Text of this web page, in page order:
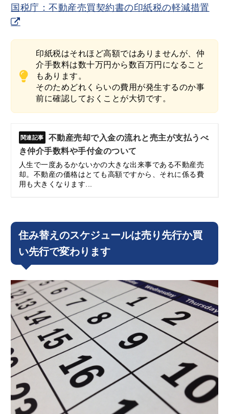
国税庁：不動産売買契約書の印紙税の軽減措置
印紙税はそれほど高額ではありませんが、仲
介手数料は数十万円から数百万円になること
もあります。
そのためどれくらいの費用が発生するのか事
前に確認しておくことが大切です。
不動産売却で入金の流れと売主が支払うべ
き仲介手数料や手付金のついて
人生で一度あるかないかの大きな出来事である不動産売
却。不動産の価格はとても高額ですから、それに係る費
用も大きくなります...
住み替えのスケジュールは売り先行か買
い先行で変わります